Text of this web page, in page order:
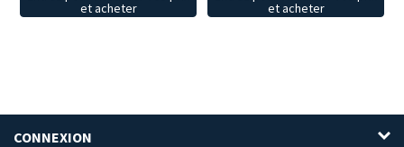
et acheter
et acheter
CONNEXION